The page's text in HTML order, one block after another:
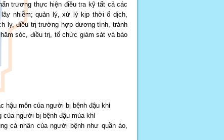
trương thực hiện điều tra kỹ tất cả các
nhiễm; quản lý, xử lý kịp thời ổ dịch,
ly, điều trị trường hợp dương tính, tránh
sóc, điều trị, tổ chức giám sát và báo
hậu môn của người bị bệnh đậu khỉ
của người bị bệnh đậu mùa khỉ
cá nhân của người bệnh như quần áo,